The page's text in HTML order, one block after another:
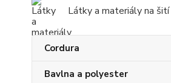
Látky a materiály na šití
Cordura
Bavlna a polyester